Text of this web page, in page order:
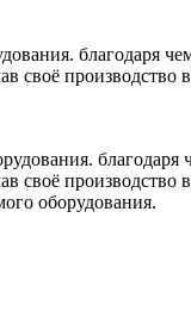
благодаря
своё производство
своё производство
оборудования.